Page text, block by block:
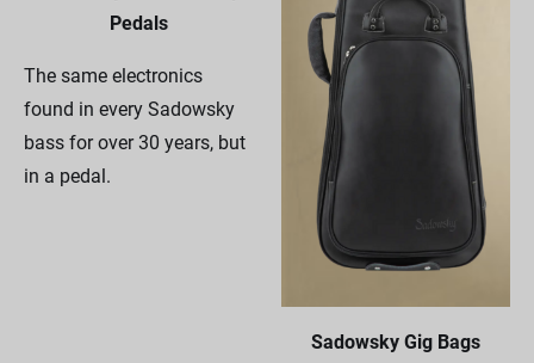
Pedals
The same electronics
found in every Sadowsky
bass for over 30 years, but
in a pedal.
Sadowsky Gig Bags